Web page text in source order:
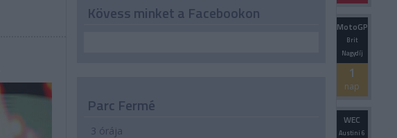
MotoGP
Brit
Nagydíj
1
nap
WEC
Austini 6
Kövess minket a Facebookon
Parc Fermé
3 órája